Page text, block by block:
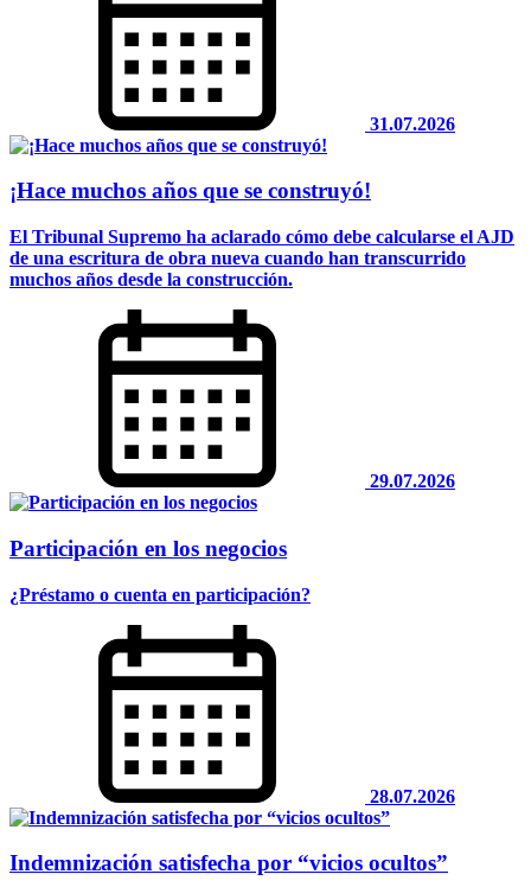
31.07.2026
¡Hace muchos años que se construyó!
El Tribunal Supremo ha aclarado cómo debe calcularse el AJD
de una escritura de obra nueva cuando han transcurrido
muchos años desde la construcción.
29.07.2026
Participación en los negocios
¿Préstamo o cuenta en participación?
28.07.2026
Indemnización satisfecha por “vicios ocultos”